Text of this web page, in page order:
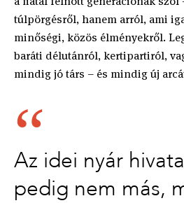
túlpörgésről, hanem arról, ami
minőségi, közös élményekről.
baráti délutánról, kertipartiról,
mindig jó társ – és mindig új
Az idei nyár
pedig nem más,